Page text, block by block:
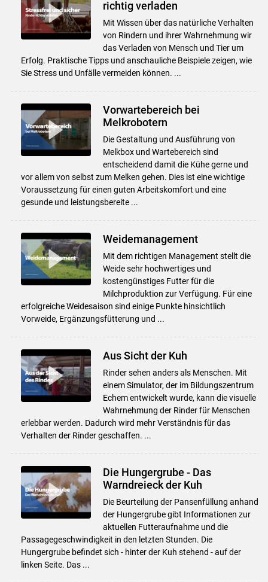
richtig verladen
Mit Wissen über das natürliche Verhalten
von Rindern und ihrer Wahrnehmung wir
das Verladen von Mensch und Tier um
Erfolg. Praktische Tipps und anschauliche Beispiele zeigen, wie
Sie Stress und Unfälle vermeiden können. ...
Vorwartebereich bei
Melkrobotern
Die Gestaltung und Ausführung von
Melkbox und Wartebereich sind
entscheidend damit die Kühe gerne und
vor allem von selbst zum Melken gehen. Dies ist eine wichtige
Voraussetzung für einen guten Arbeitskomfort und eine
gesunde und leistungsbereite ...
Weidemanagement
Mit dem richtigen Management stellt die
Weide sehr hochwertiges und
kostengünstiges Futter für die
Milchproduktion zur Verfügung. Für eine
erfolgreiche Weidesaison sind einige Punkte hinsichtlich
Vorweide, Ergänzungsfütterung und ...
Aus Sicht der Kuh
Rinder sehen anders als Menschen. Mit
einem Simulator, der im Bildungszentrum
Echem entwickelt wurde, kann die visuelle
Wahrnehmung der Rinder für Menschen
erlebbar werden. Dadurch wird mehr Verständnis für das
Verhalten der Rinder geschaffen. ...
Die Hungergrube - Das
Warndreieck der Kuh
Die Beurteilung der Pansenfüllung anhand
der Hungergrube gibt Informationen zur
aktuellen Futteraufnahme und die
Passagegeschwindigkeit in den letzten Stunden. Die
Hungergrube befindet sich - hinter der Kuh stehend - auf der
linken Seite. Das ...